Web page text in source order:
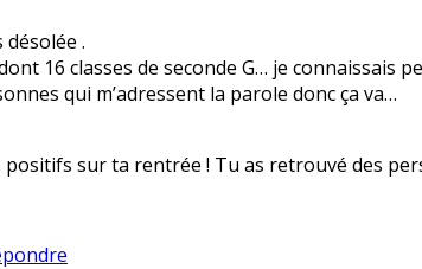
désolée .
16 classes de seconde G… je
qui m’adressent la parole donc ça va…
sur ta rentrée ! Tu as retrouvé des